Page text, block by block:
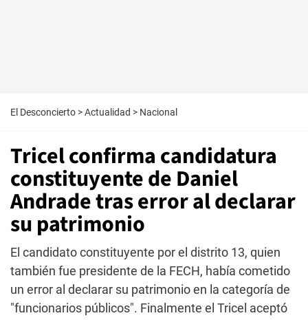
El Desconcierto >Actualidad > Nacional
Tricel confirma candidatura
constituyente de Daniel
Andrade tras error al declarar
su patrimonio
El candidato constituyente por el distrito 13, quien
también fue presidente de la FECH, había cometido
un error al declarar su patrimonio en la categoría de
"funcionarios públicos". Finalmente el Tricel aceptó